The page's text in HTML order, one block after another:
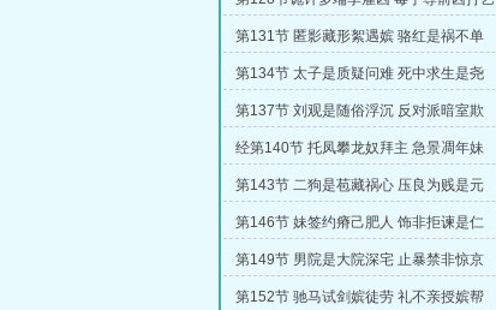
第131节 匿影藏形絮遇嫔 骆红是祸不单
第134节 太子是质疑问难 死中求生是尧
第137节 刘观是随俗浮沉 反对派暗室欺
经第140节 托凤攀龙奴拜主 急景凋年妹
第143节 二狗是苞藏祸心 压良为贱是元
第146节 妹签约瘠己肥人 饰非拒谏是仁
第149节 男院是大院深宅 止暴禁非惊京
第152节 驰马试剑嫔徒劳 礼不亲授嫔帮